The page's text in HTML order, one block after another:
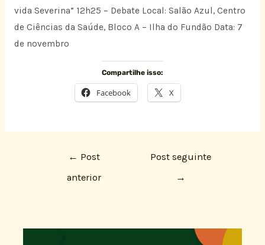
vida Severina” 12h25 – Debate Local: Salão Azul, Centro
de Ciências da Saúde, Bloco A – Ilha do Fundão Data: 7
de novembro
Compartilhe isso:
Facebook X
← Post
anterior
Post seguinte
→